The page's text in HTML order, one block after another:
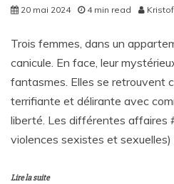
20 mai 2024 4 min read
Trois femmes, dans un
canicule. En face, leur
fantasmes. Elles se retrouvent
terrifiante et délirante avec
liberté. Les différentes affaires
violences sexistes et
Lire la suite